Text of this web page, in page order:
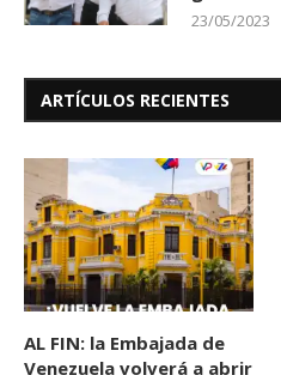
23/05/2023
ARTÍCULOS RECIENTES
AL FIN: la Embajada de
Venezuela volverá a abrir